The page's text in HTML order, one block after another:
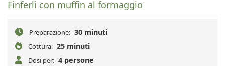
Finferli con muffin al formaggio
Preparazione: 30 minuti
Cottura: 25 minuti
Dosi per: 4 persone